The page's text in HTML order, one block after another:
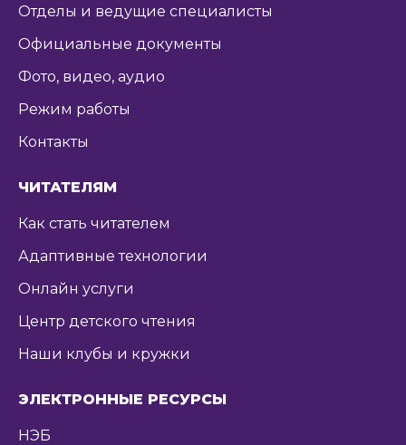
Отделы и ведущие специалисты
Официальные документы
Фото, видео, аудио
Режим работы
Контакты
ЧИТАТЕЛЯМ
Как стать читателем
Адаптивные технологии
Онлайн услуги
Центр детского чтения
Наши клубы и кружки
ЭЛЕКТРОННЫЕ РЕСУРСЫ
НЭБ